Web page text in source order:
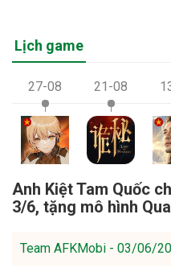
Lịch game
27-08 21-08
Anh Kiệt Tam Quốc
3/6, tặng mô hình
Team AFKMobi - 03/06/